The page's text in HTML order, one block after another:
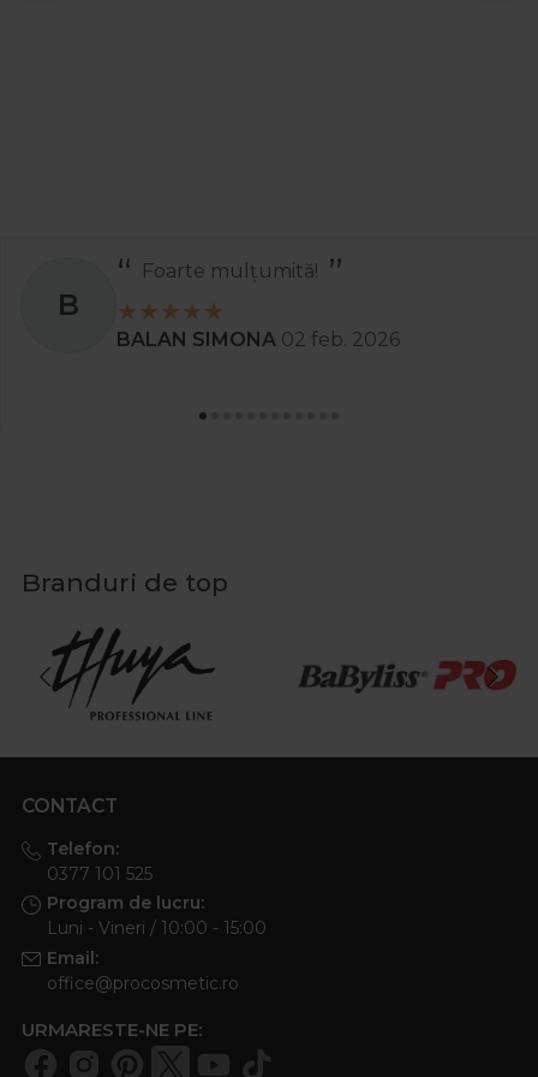
B
Foarte mulțumită!
BALAN SIMONA 02 feb. 2026
Branduri de top
CONTACT
Telefon:
0377 101 525
Program de lucru:
Luni - Vineri / 10:00 - 15:00
Email:
office@procosmetic.ro
URMARESTE-NE PE: